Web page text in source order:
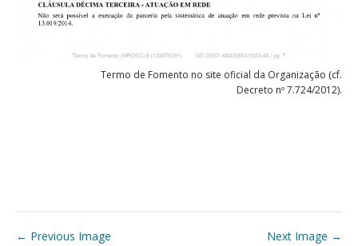
Termo de Fomento no site oficial da Organização (cf.
Decreto nº 7.724/2012).
P
← Previous Image Next Image →